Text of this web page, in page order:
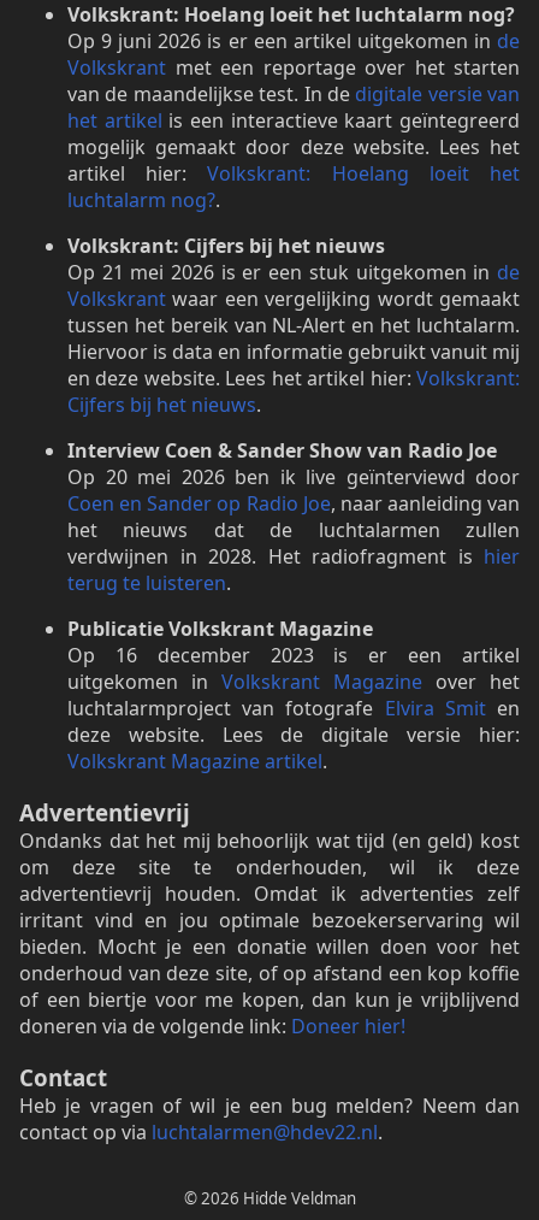
Volkskrant: Hoelang loeit het luchtalarm nog?
Op 9 juni 2026 is er een artikel uitgekomen in de
Volkskrant met een reportage over het starten
van de maandelijkse test. In de digitale versie van
het artikel is een interactieve kaart geïntegreerd
mogelijk gemaakt door deze website. Lees het
artikel hier:Volkskrant: Hoelang loeit het
luchtalarm nog?.
Volkskrant: Cijfers bij het nieuws
Op 21 mei 2026 is er een stuk uitgekomen in de
Volkskrant waar een vergelijking wordt gemaakt
tussen het bereik van NL-Alert en het luchtalarm.
Hiervoor is data en informatie gebruikt vanuit mij
en deze website. Lees het artikel hier: Volkskrant:
Cijfers bij het nieuws.
Interview Coen & Sander Show van Radio Joe
Op 20 mei 2026 ben ik live geïnterviewd door
Coen en Sander op Radio Joe, naar aanleiding van
het nieuws dat de luchtalarmen zullen
verdwijnen in 2028. Het radiofragment is hier
terug te luisteren.
Publicatie Volkskrant Magazine
Op 16 december 2023 is er een artikel
uitgekomen in Volkskrant Magazine over het
luchtalarmproject van fotografe Elvira Smiten
deze website. Lees de digitale versie hier:
Volkskrant Magazine artikel.
Advertentievrij
Ondanks dat het mij behoorlijk wat tijd (en geld) kost
om deze site te onderhouden, wil ik deze
advertentievrij houden. Omdat ik advertenties zelf
irritant vind en jou optimale bezoekerservaring wil
bieden. Mocht je een donatie willen doen voor het
onderhoud van deze site, of op afstand een kop koffie
of een biertje voor me kopen, dan kun je vrijblijvend
doneren via de volgende link: Doneer hier!
Contact
Heb je vragen of wil je een bug melden? Neem dan
contact op via luchtalarmen@hdev22.nl.
© 2026 Hidde Veldman